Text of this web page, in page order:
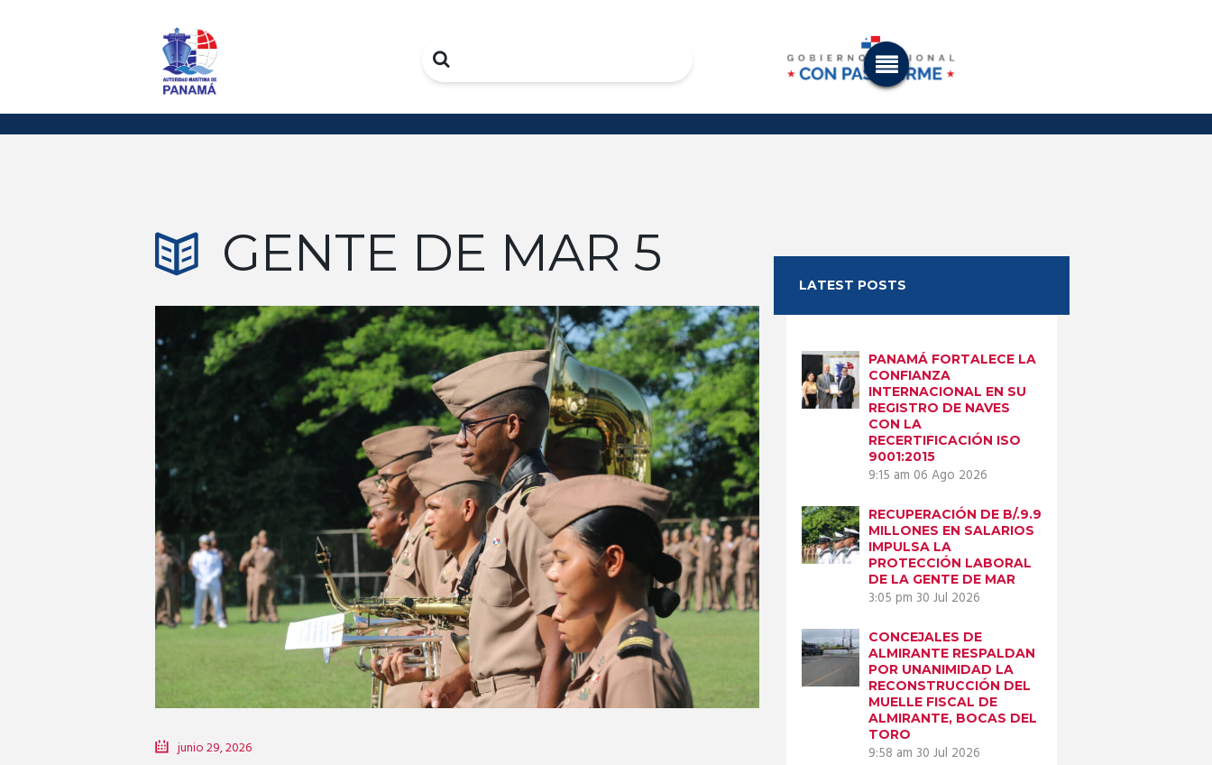
Search
GENTE DE MAR 5
GENTE DE MAR 4
junio 29, 2026
LATEST POSTS
PANAMÁ FORTALECE LA
CONFIANZA
INTERNACIONAL EN SU
REGISTRO DE NAVES
CON LA
RECERTIFICACIÓN ISO
9001:2015
9:15 am 06 Ago 2026
RECUPERACIÓN DE B/.9.9
MILLONES EN SALARIOS
IMPULSA LA
PROTECCIÓN LABORAL
DE LA GENTE DE MAR
3:05 pm 30 Jul 2026
CONCEJALES DE
ALMIRANTE RESPALDAN
POR UNANIMIDAD LA
RECONSTRUCCIÓN DEL
MUELLE FISCAL DE
ALMIRANTE, BOCAS DEL
TORO
9:58 am 30 Jul 2026